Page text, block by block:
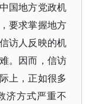
国地方党政机
要求掌握地方
访人反映的机
。因而，信访
上，正如很多
济方式严重不